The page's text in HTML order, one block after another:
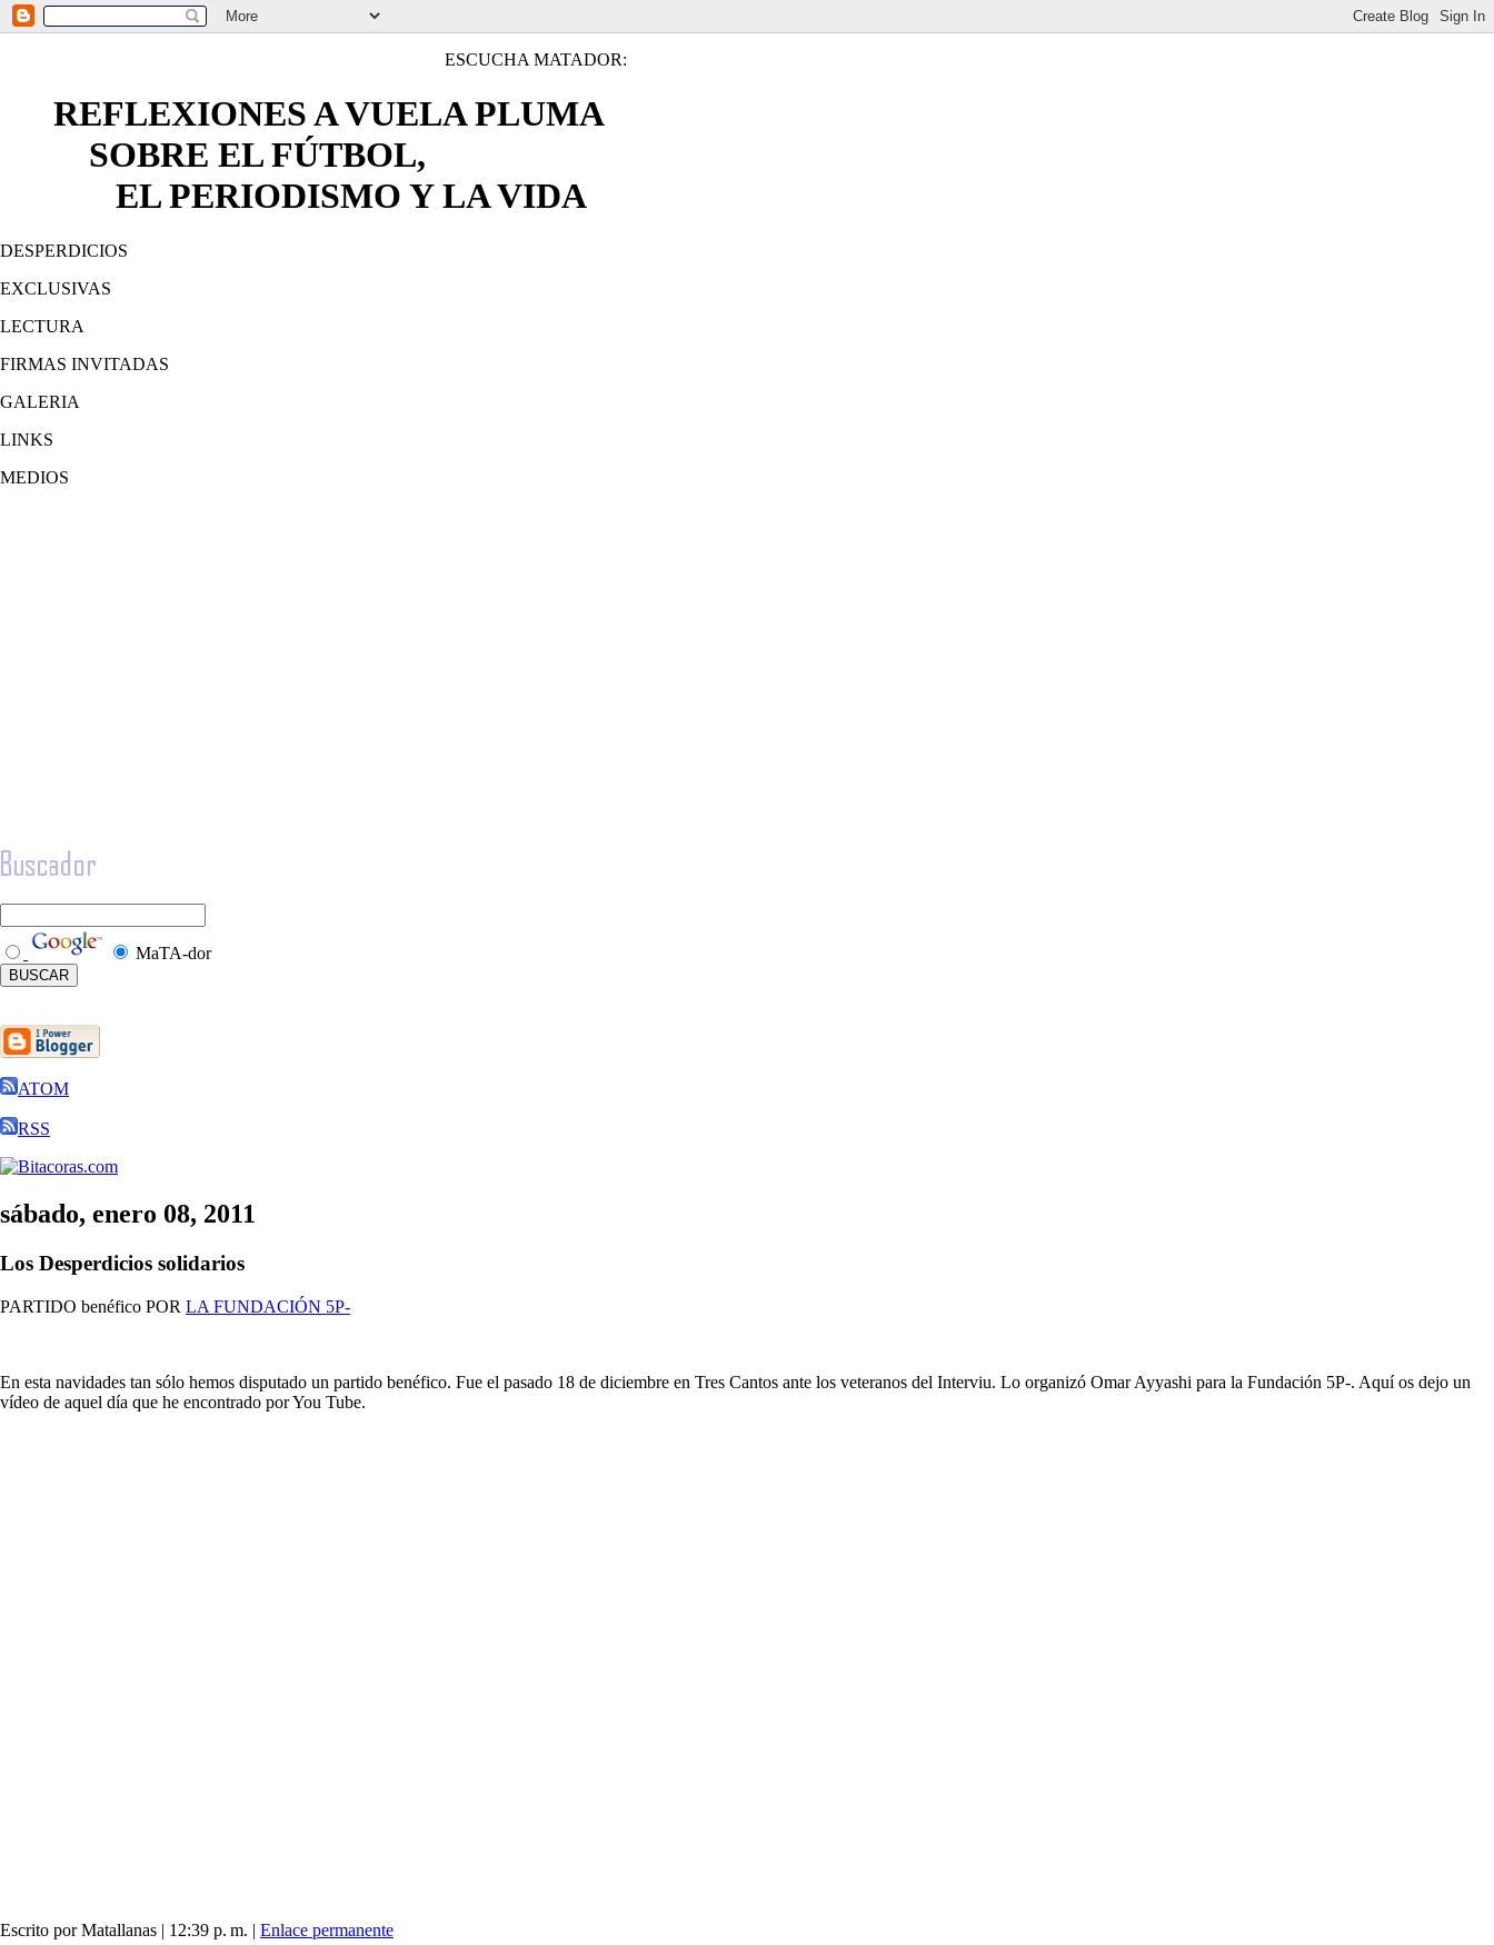
ESCUCHA MATADOR:
REFLEXIONES A VUELA PLUMA
SOBRE EL FÚTBOL,
EL PERIODISMO Y LA VIDA
DESPERDICIOS
EXCLUSIVAS
LECTURA
FIRMAS INVITADAS
GALERIA
LINKS
MEDIOS
MaTA-dor
ATOM
RSS
sábado, enero 08, 2011
Los Desperdicios solidarios
PARTIDO benéfico POR LA FUNDACIÓN 5P-
En esta navidades tan sólo hemos disputado un partido benéfico. Fue el pasado 18 de diciembre en Tres Cantos ante los veteranos del Interviu. Lo organizó Omar Ayyashi para la Fundación 5P-. Aquí os dejo un
vídeo de aquel día que he encontrado por You Tube.
Escrito por Matallanas | 12:39 p. m. | Enlace permanente